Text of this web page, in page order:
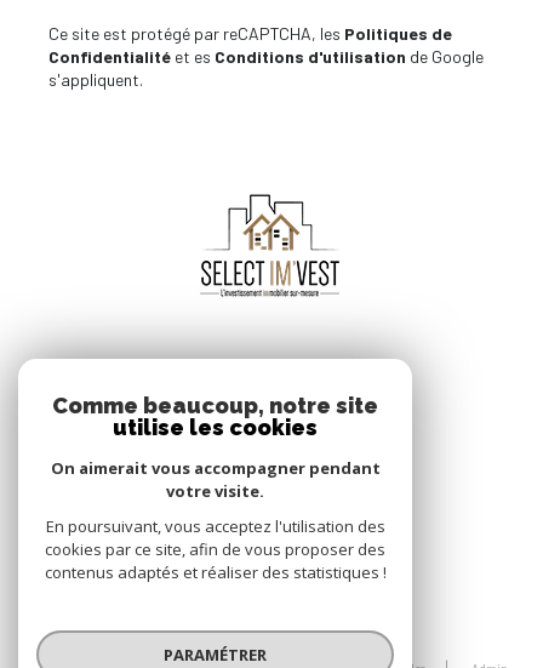
Ce site est protégé par reCAPTCHA, les Politiques de
Confidentialité et es Conditions d'utilisation de Google
s'appliquent.
Select Imvest
8 rue Alfred de Vigny
25000 Besançon
06 68 92 36 60
© 2026 | Tous droits réservés
Comme beaucoup, notre site
utilise les cookies
On aimerait vous accompagner pendant
votre visite.
En poursuivant, vous acceptez l'utilisation des
cookies par ce site, afin de vous proposer des
contenus adaptés et réaliser des statistiques !
PARAMÉTRER